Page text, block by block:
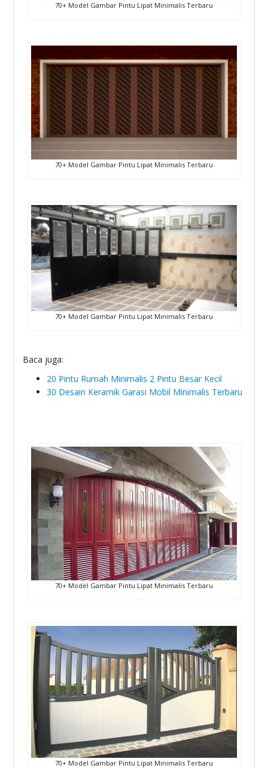
70+ Model Gambar Pintu Lipat Minimalis Terbaru
70+ Model Gambar Pintu Lipat Minimalis Terbaru
70+ Model Gambar Pintu Lipat Minimalis Terbaru
Baca juga:
20 Pintu Rumah Minimalis 2 Pintu Besar Kecil
30 Desain Keramik Garasi Mobil Minimalis Terbaru
70+ Model Gambar Pintu Lipat Minimalis Terbaru
70+ Model Gambar Pintu Lipat Minimalis Terbaru